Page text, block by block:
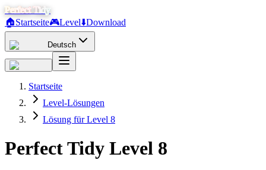
Perfect Tidy
🏠Startseite🎮Level⬇️Download
Deutsch
Startseite
Level-Lösungen
Lösung für Level 8
Perfect Tidy Level 8